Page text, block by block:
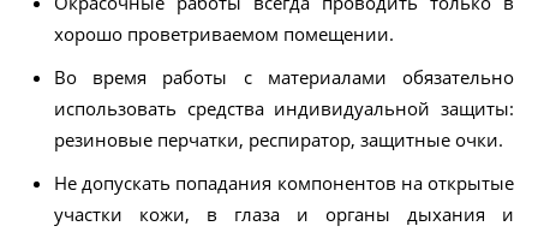
хорошо проветриваемом помещении.
Во время работы с материалами обязательно
использовать средства индивидуальной защиты:
резиновые перчатки, респиратор, защитные очки.
Не допускать попадания компонентов на открытые
участки кожи, в глаза и органы дыхания и